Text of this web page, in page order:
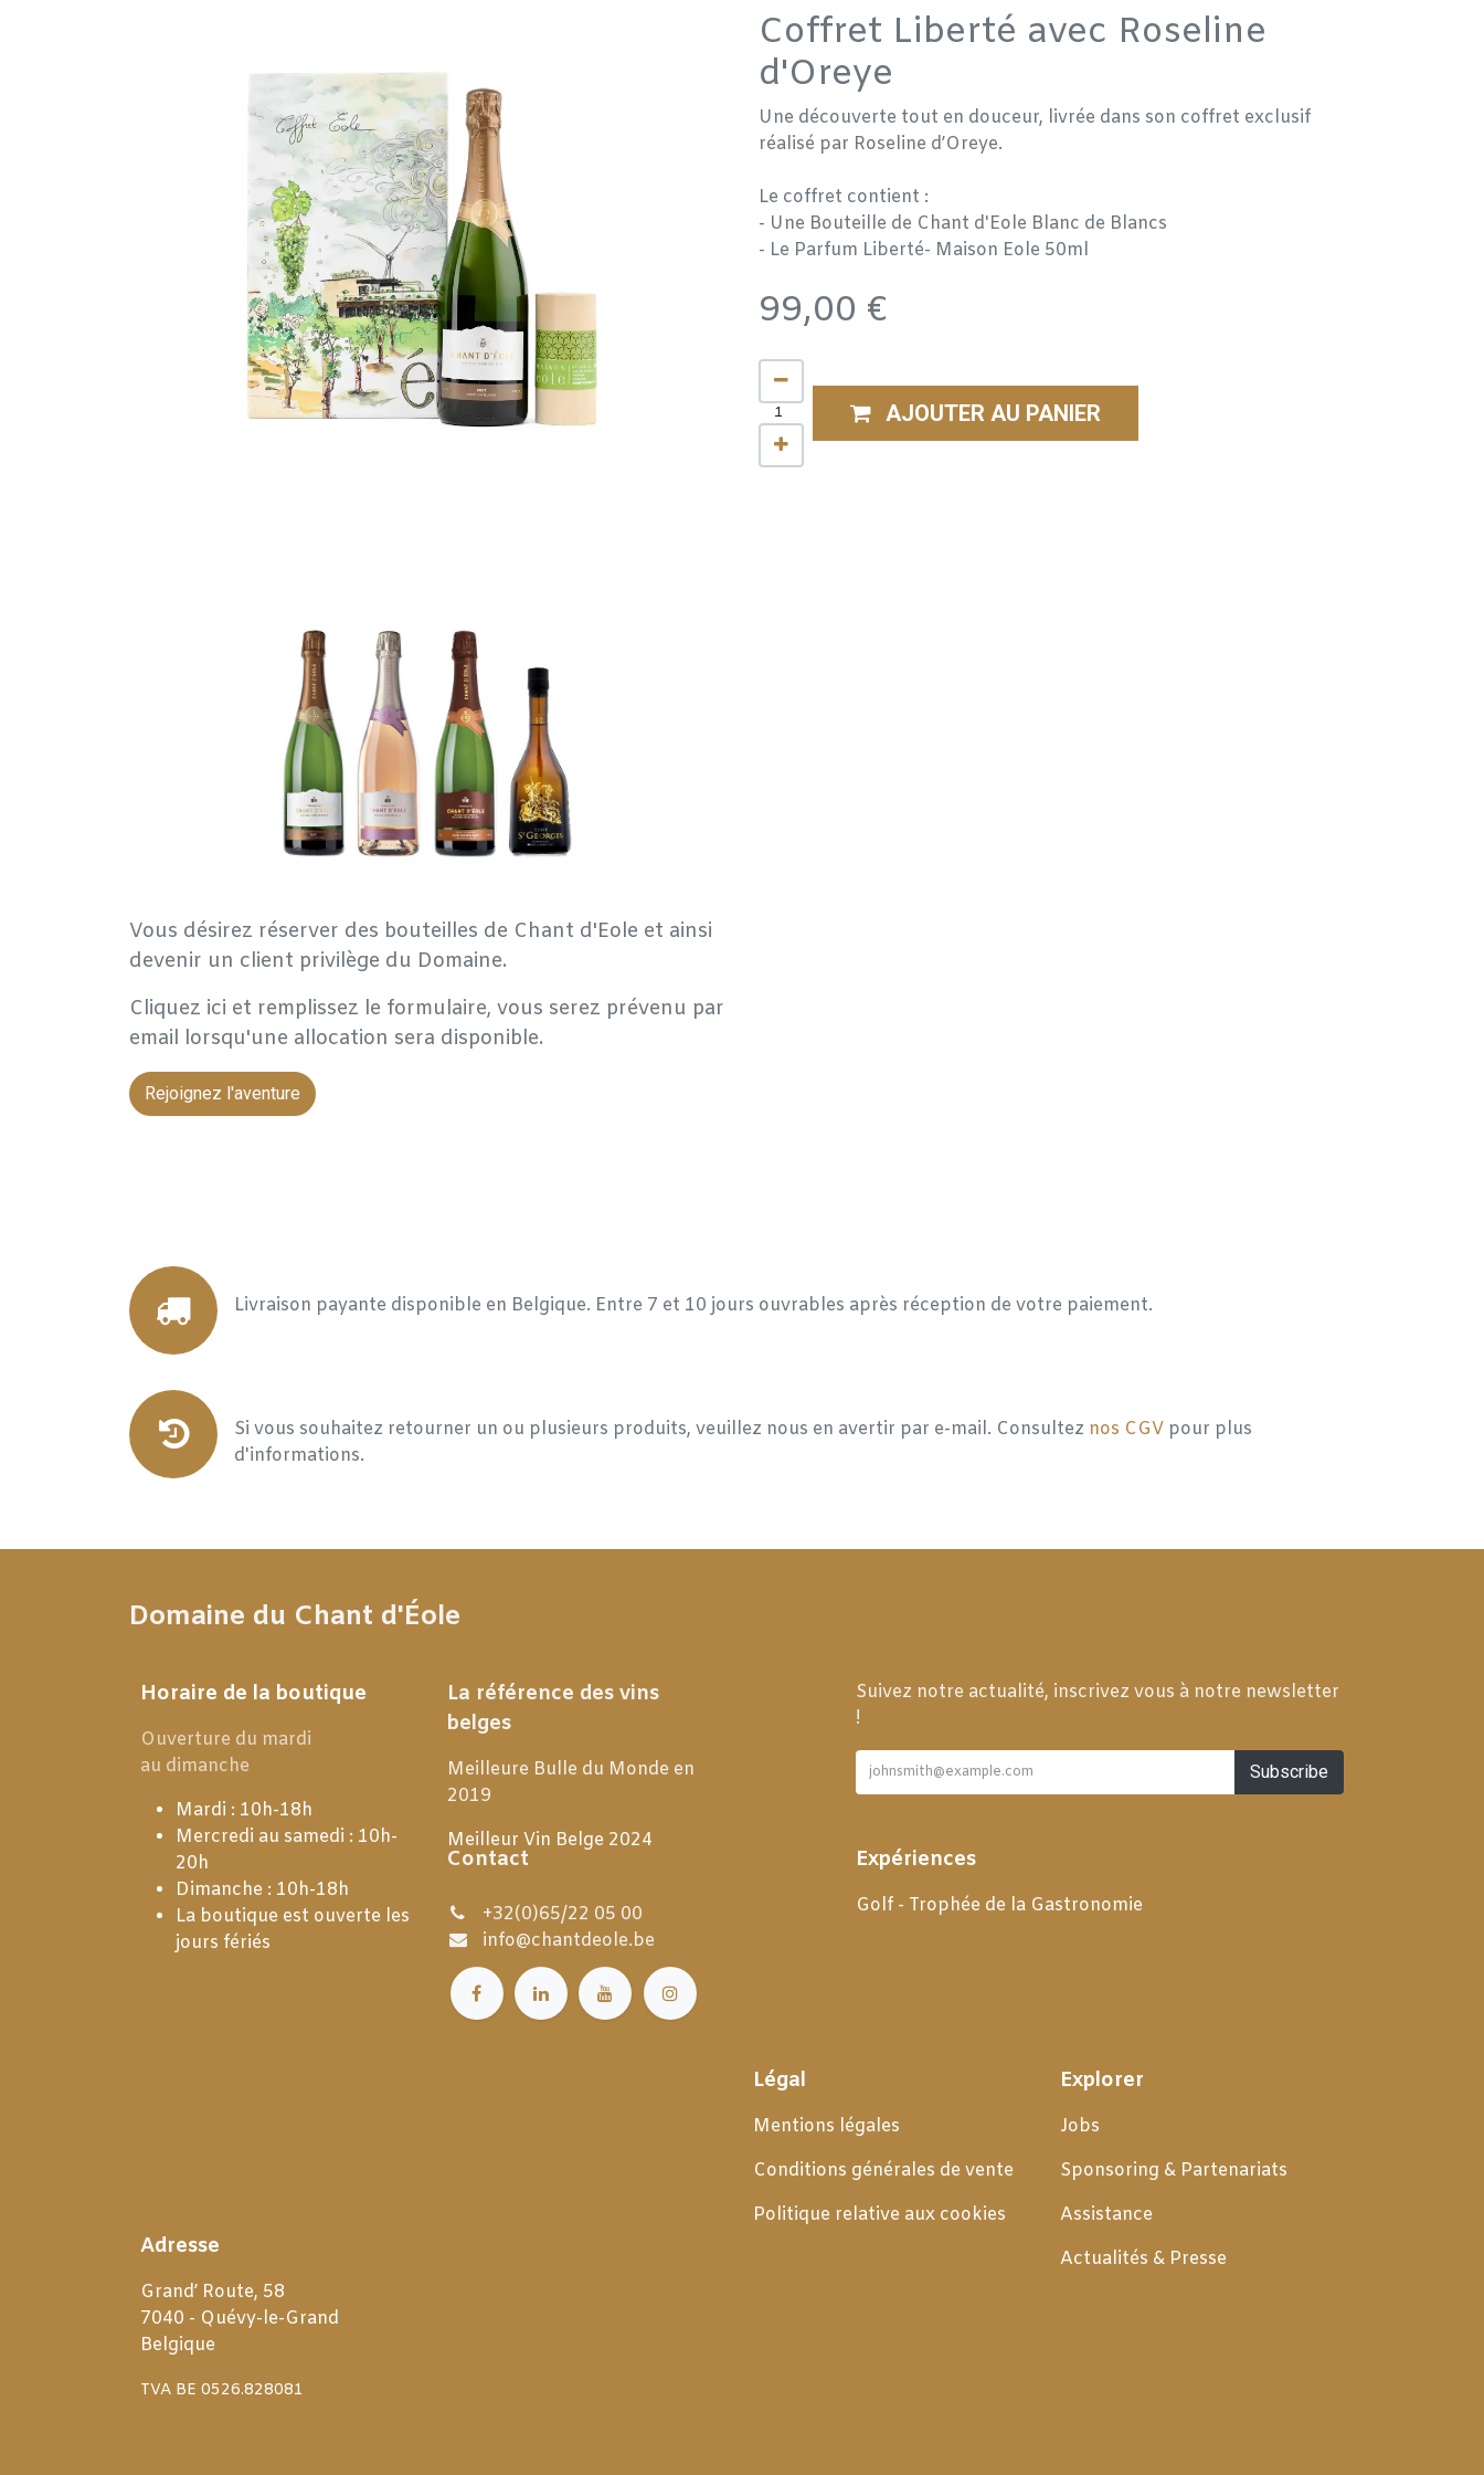
Coffret Liberté avec Roseline
d'Oreye
Une découverte tout en douceur, livrée dans son coffret exclusif
réalisé par Roseline d’Oreye.
Le coffret contient :
- Une Bouteille de Chant d'Eole Blanc de Blancs
- Le Parfum Liberté- Maison Eole 50ml
99,00 €
AJOUTER AU PANIER
Vous désirez réserver des bouteilles de Chant d'Eole et ainsi
devenir un client privilège du Domaine.
Cliquez ici et remplissez le formulaire, vous serez prévenu par
email lorsqu'une allocation sera disponible.
Rejoignez l'aventure
Livraison payante disponible en Belgique. Entre 7 et 10 jours ouvrables après réception de votre paiement.
Si vous souhaitez retourner un ou plusieurs produits, veuillez nous en avertir par e-mail. Consultez nos CGV pour plus
d'informations.
Domaine du Chant d'Éole
Suivez notre actualité, inscrivez vous à notre newsletter
!
Subscribe
Contact
+32(0)65/22 05 00
info@chantdeole.be
Horaire de la boutique
Ouverture du mardi
au dimanche
Mardi : 10h-18h
Mercredi au samedi : 10h-
20h
Dimanche : 10h-18h
La boutique est ouverte les
jours fériés
La référence des vins
belges
Meilleure Bulle du Monde en
2019
Meilleur Vin Belge 2024
Expériences
Golf - Trophée de la Gastronomie
Explorer
Jobs
Sponsoring & Partenariats
Assistance
Actualités & Presse
Légal
Mentions légales
Conditions générales de vente
Politique relative aux cookies
Adresse
Grand’ Route, 58
7040 - Quévy-le-Grand
Belgique
TVA BE 0526.828081